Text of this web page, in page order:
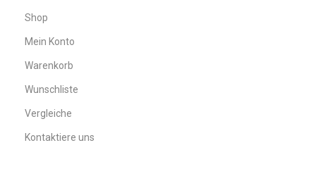
Shop
Mein Konto
Warenkorb
Wunschliste
Vergleiche
Kontaktiere uns